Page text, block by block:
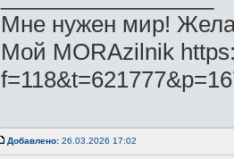
Мне нужен мир!
Мой MORAzilnik
Добавлено: 26.03.2026 17:02